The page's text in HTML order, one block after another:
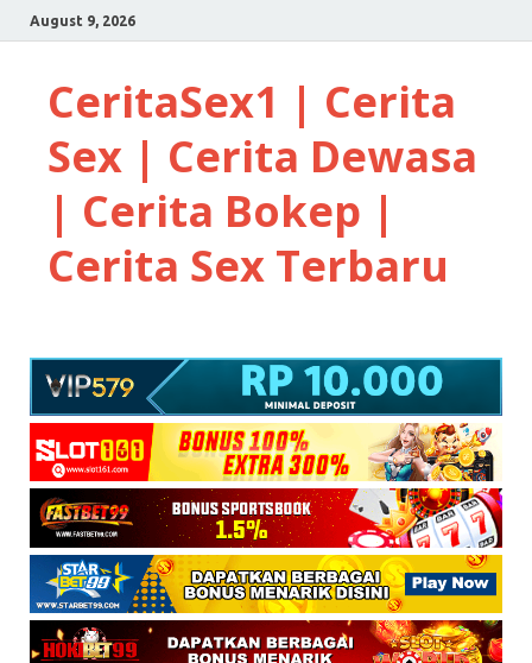
August 9, 2026
CeritaSex1 | Cerita
Sex | Cerita Dewasa
| Cerita Bokep |
Cerita Sex Terbaru